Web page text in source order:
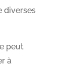
diverses
peut
à